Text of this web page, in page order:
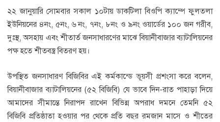
২২ জানুয়ারি সোমবার সকাল ১০টায় ডাকটিলা বিওপি ক্যাম্পে ফুলতলা
ইউনিয়নের ৪নং, ৫নং, ৬ নং, ৭নং, ৮নং ও ৯নং ওয়ার্ডের ১০০ জন গরীব,
দুঃস্থ, অসহায় এবং শীতার্ত জনসাধারণের মাঝে বিয়ানীবাজার ব্যাটালিয়নের
পক্ষ হতে শীতবস্ত্র বিতরণ হয়।
উপস্থিত জনসাধারণ বিজিবির এই কর্মকান্ডে ভূয়সী প্রশংসা করে বলেন,
বিয়ানীবাজার ব্যাটালিয়নের (৫২ বিজিবি) যে ভাবে দিন-রাত পাহাড়া দিয়ে
আমাদের সীমান্তে নিরাপদ রাখেন বিভিন্ন অপরাধ দমনে তেমনি ৫২
বিজিবি প্রতিষ্ঠাতা হওয়ার পর থেকে প্রতি বছর রমজান মাসে ও শীতের